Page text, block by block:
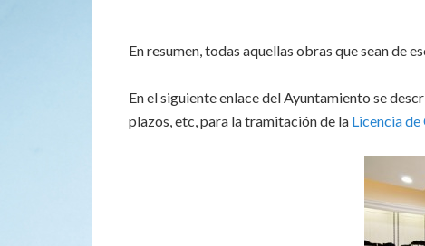
En resumen, todas aquellas obras que sean de
En el siguiente enlace del Ayuntamiento se
plazos, etc, para la tramitación de la Licencia